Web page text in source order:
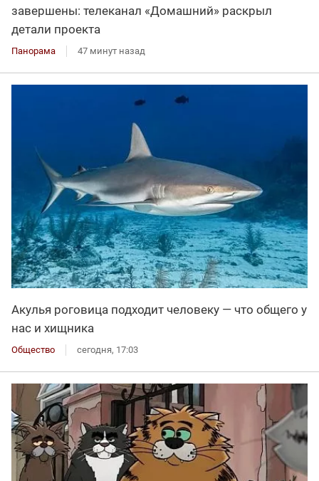
завершены: телеканал «Домашний» раскрыл
детали проекта
Панорама 47 минут назад
Акулья роговица подходит человеку — что общего у
нас и хищника
Общество сегодня, 17:03